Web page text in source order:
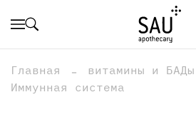
Главная
витамины и БАДы
Иммунная система